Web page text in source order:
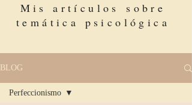
Mis artículos sobre
temática psicológica
BLOG
Perfeccionismo